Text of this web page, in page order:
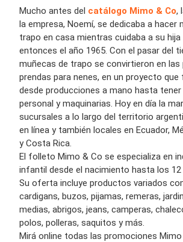
Mucho antes del catálogo Mimo & Co,
la empresa, Noemí, se dedicaba a hacer
trapo en casa mientras cuidaba a su hija
entonces el año 1965. Con el pasar del
muñecas de trapo se convirtieron en las
prendas para nenes, en un proyecto que
desde producciones a mano hasta
personal y maquinarias. Hoy en día la
sucursales a lo largo del territorio
en línea y también locales en Ecuador,
y Costa Rica.
El folleto Mimo & Co se especializa en
infantil desde el nacimiento hasta los 12
Su oferta incluye productos variados
cardigans, buzos, pijamas, remeras,
medias, abrigos, jeans, camperas,
polos, polleras, saquitos y más.
Mirá online todas las promociones Mimo